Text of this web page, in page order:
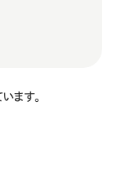
ます。